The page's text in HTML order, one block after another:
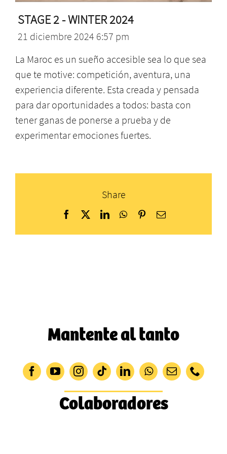
STAGE 2 - WINTER 2024
21 diciembre 2024 6:57 pm
La Maroc es un sueño accesible sea lo que sea
que te motive: competición, aventura, una
experiencia diferente. Esta creada y pensada
para dar oportunidades a todos: basta con
tener ganas de ponerse a prueba y de
experimentar emociones fuertes.
Share
Facebook
X LinkedInWhatsApp
PinterestCorreo
Mantente al tanto
Colaboradores